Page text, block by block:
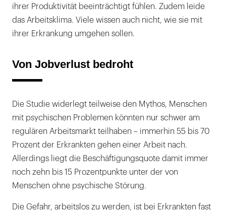
ihrer Produktivität beeinträchtigt fühlen. Zudem leide
das Arbeitsklima. Viele wissen auch nicht, wie sie mit
ihrer Erkrankung umgehen sollen.
Von Jobverlust bedroht
Die Studie widerlegt teilweise den Mythos, Menschen
mit psychischen Problemen könnten nur schwer am
regulären Arbeitsmarkt teilhaben – immerhin 55 bis 70
Prozent der Erkrankten gehen einer Arbeit nach.
Allerdings liegt die Beschäftigungsquote damit immer
noch zehn bis 15 Prozentpunkte unter der von
Menschen ohne psychische Störung.
Die Gefahr, arbeitslos zu werden, ist bei Erkrankten fast